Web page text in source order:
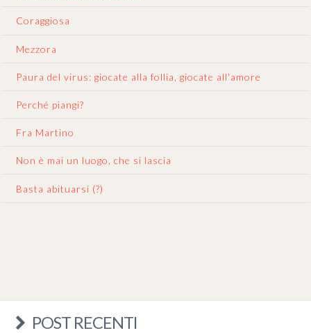
Coraggiosa
Mezzora
Paura del virus: giocate alla follia, giocate all'amore
Perché piangi?
Fra Martino
Non è mai un luogo, che si lascia
Basta abituarsi (?)
POST RECENTI